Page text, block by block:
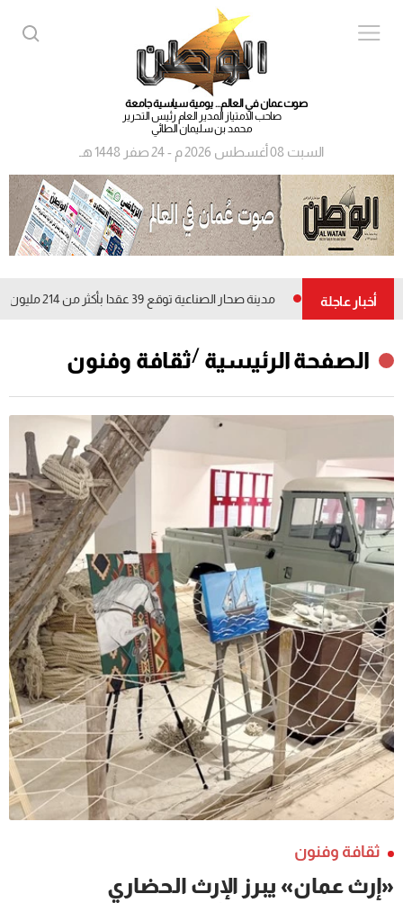
صوت عمان في العالم... يومية سياسية جامعة
صاحب الامتياز المدير العام رئيس التحرير
محمد بن سليمان الطائي
السبت 08 أغسطس 2026 م - 24 صفر 1448 هـ
أخبار عاجلة مدينة صحار الصناعية توقع 39 عقدا بأكثر من 214 مليون ريال عماني
الصفحة الرئيسية /ثقافة وفنون
ثقافة وفنون
«إرث عمان» يبرز الإرث الحضاري